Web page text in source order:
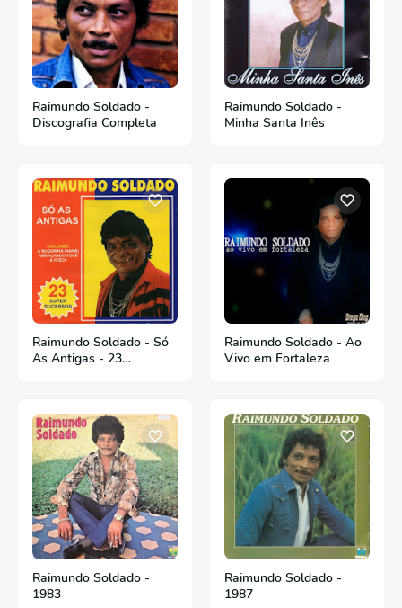
Raimundo Soldado -
Discografia Completa
Raimundo Soldado -
Minha Santa Inês
Raimundo Soldado - Só
As Antigas - 23
Raimundo Soldado - Ao
Vivo em Fortaleza
Raimundo Soldado -
1983
Raimundo Soldado -
1987